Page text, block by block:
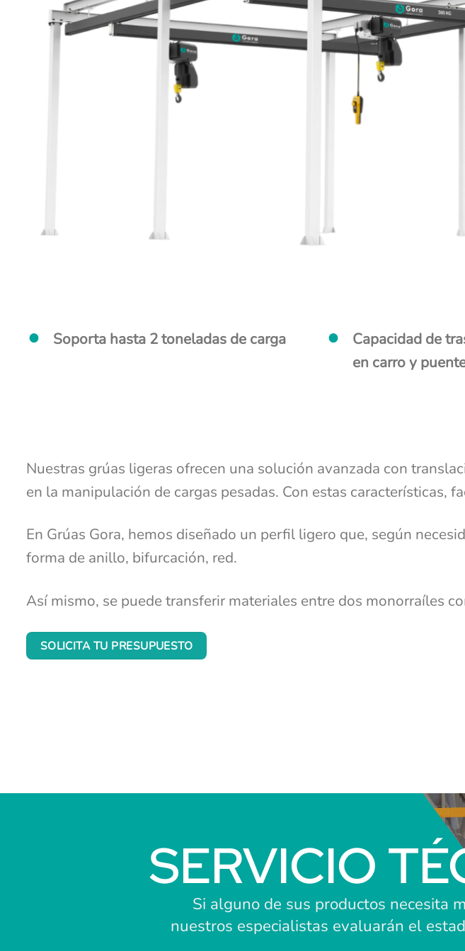
Soporta hasta 2 toneladas de carga
Capacidad de
en carro y
Nuestras grúas ligeras ofrecen una solución avanzada con
en la manipulación de cargas pesadas. Con estas características,
En Grúas Gora, hemos diseñado un perfil ligero que, según
forma de anillo, bifurcación, red.
Así mismo, se puede transferir materiales entre dos monorraíles
SOLICITA TU PRESUPUESTO
SERVICIO
Si alguno de sus productos necesita
nuestros especialistas evaluarán el